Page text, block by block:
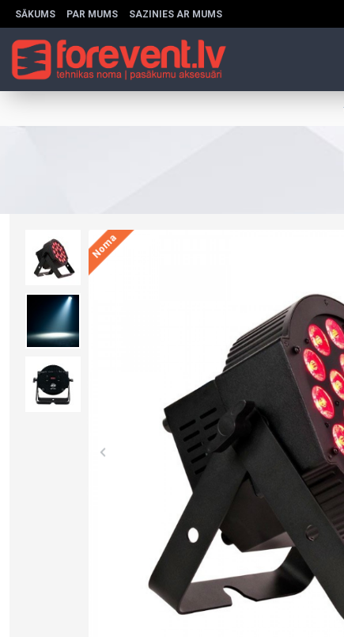
SĀKUMS PAR MUMS SAZINIES AR MUMS
Noma